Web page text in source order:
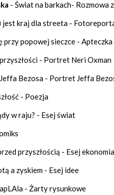
- Świat na barkach- Rozmowa
jest kraj dla streeta -
przy popowej sieczce - Apteczka
- Portret Neri Oxman
Jeffa Bezosa - Portret Jeffa
- Poezja
w raju? - Esej świat
przyszłością - Esej ekonomia
a zyskiem - Esej idee
- Żarty rysunkowe